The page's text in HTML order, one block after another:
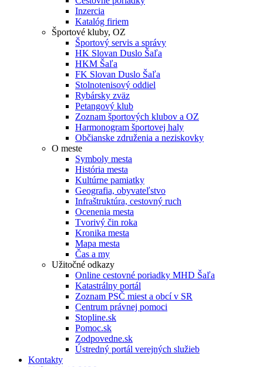
Inzercia
Katalóg firiem
Športové kluby, OZ
Športový servis a správy
HK Slovan Duslo Šaľa
HKM Šaľa
FK Slovan Duslo Šaľa
Stolnotenisový oddiel
Rybársky zväz
Petangový klub
Zoznam športových klubov a OZ
Harmonogram športovej haly
Občianske združenia a neziskovky
O meste
Symboly mesta
História mesta
Kultúrne pamiatky
Geografia, obyvateľstvo
Infraštruktúra, cestovný ruch
Ocenenia mesta
Tvorivý čin roka
Kronika mesta
Mapa mesta
Čas a my
Užitočné odkazy
Online cestovné poriadky MHD Šaľa
Katastrálny portál
Zoznam PSČ miest a obcí v SR
Centrum právnej pomoci
Stopline.sk
Pomoc.sk
Zodpovedne.sk
Ústredný portál verejných služieb
Kontakty